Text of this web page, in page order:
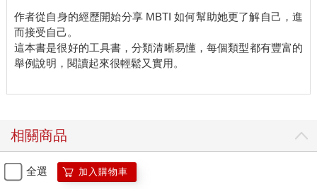
作者從自身的經歷開始分享 MBTI 如何幫助她更了解自己，進
而接受自己。
這本書是很好的工具書，分類清晰易懂，每個類型都有豐富的
舉例說明，閱讀起來很輕鬆又實用。
相關商品
全選 加入購物車